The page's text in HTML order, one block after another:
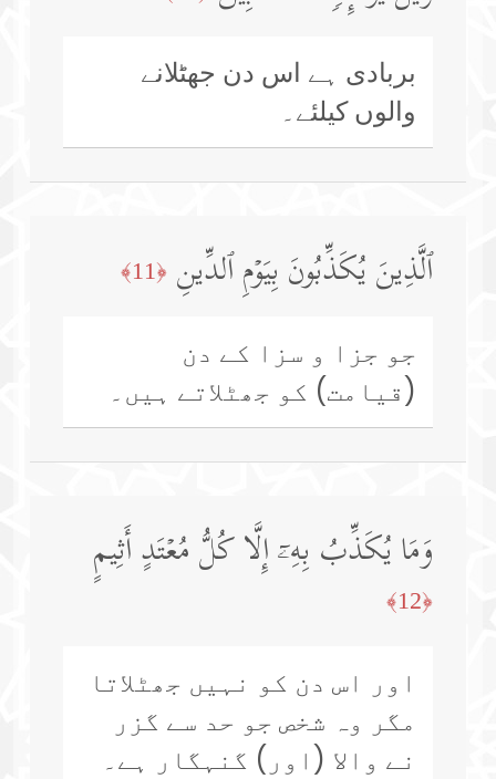
بربادی ہے اس دن جھٹلانے
والوں کیلئے۔
ٱلَّذِینَ یُكَذِّبُونَ بِیَوۡمِ ٱلدِّینِ ﴿11﴾
جو جزا و سزا کے دن
(قیامت) کو جھٹلاتے ہیں۔
وَمَا یُكَذِّبُ بِهِۦۤ إِلَّا كُلُّ مُعۡتَدٍ أَثِیمٍ
﴿12﴾
اور اس دن کو نہیں جھٹلاتا
مگر وہ شخص جو حد سے گزر
نے والا (اور) گنہگار ہے۔